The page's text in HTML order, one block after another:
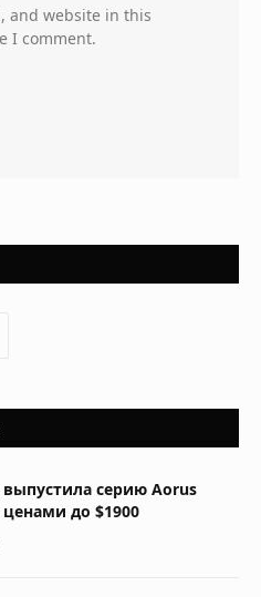
and website in this
I comment.
выпустила серию Aorus
до $1900